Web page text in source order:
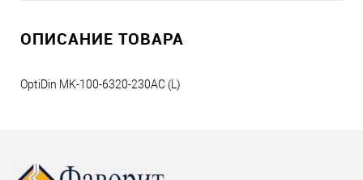
ОПИСАНИЕ ТОВАРА
OptiDin MK-100-6320-230AC (L)